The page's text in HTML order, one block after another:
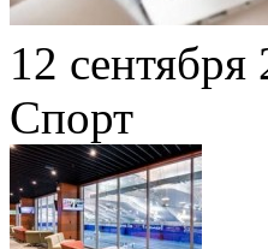
12 сентября
Спорт